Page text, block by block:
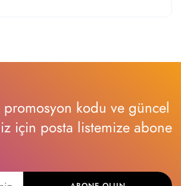
kodu ve güncel
için posta listemize abone